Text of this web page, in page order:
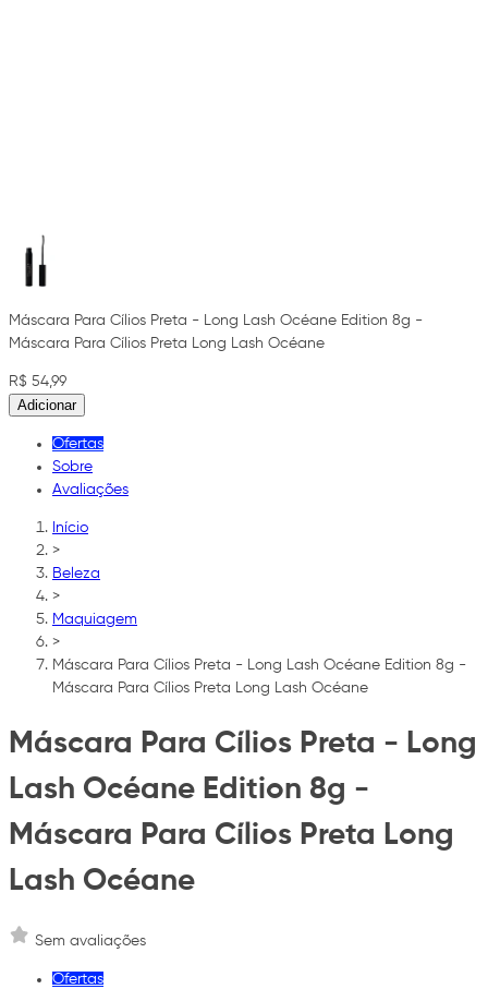
Máscara Para Cílios Preta - Long Lash Océane Edition 8g -
Máscara Para Cílios Preta Long Lash Océane
R$ 54,99
Adicionar
Ofertas
Sobre
Avaliações
Início
>
Beleza
>
Maquiagem
>
Máscara Para Cílios Preta - Long Lash Océane Edition 8g -
Máscara Para Cílios Preta Long Lash Océane
Máscara Para Cílios Preta - Long
Lash Océane Edition 8g -
Máscara Para Cílios Preta Long
Lash Océane
Sem avaliações
Ofertas